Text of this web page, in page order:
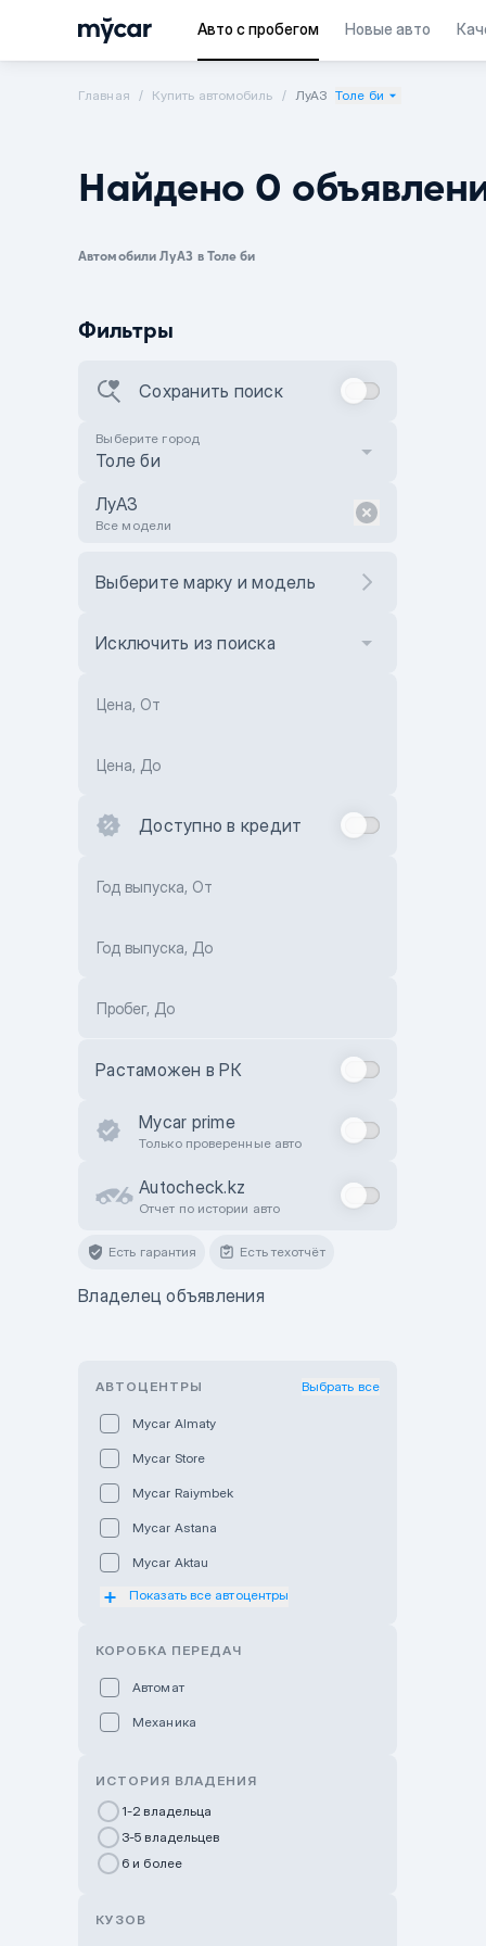
Авто с пробегом Новые авто
Главная Купить автомобиль ЛуАЗ Толе би
Найдено 0
Автомобили ЛуАЗ в Толе би
Фильтры
Сохранить поиск
Выберите город
Толе би
ЛуАЗ
Все модели
Выберите марку и модель
Исключить из поиска
Цена, От
Цена, До
Доступно в кредит
Год выпуска, От
Год выпуска, До
Пробег, До
Растаможен в РК
Mycar prime
Только проверенные авто
Autocheck.kz
Отчет по истории авто
Есть гарантия Есть техотчёт
Владелец объявления
АВТОЦЕНТРЫ Выбрать все
Mycar Almaty
Mycar Store
Mycar Raiymbek
Mycar Astana
Mycar Aktau
Mycar Uralsk
GWM Nurly Zhol
Chery Astana
Показать все автоцентры
КОРОБКА ПЕРЕДАЧ
Автомат
Механика
ИСТОРИЯ ВЛАДЕНИЯ
1-2 владельца
3-5 владельцев
6 и более
КУЗОВ